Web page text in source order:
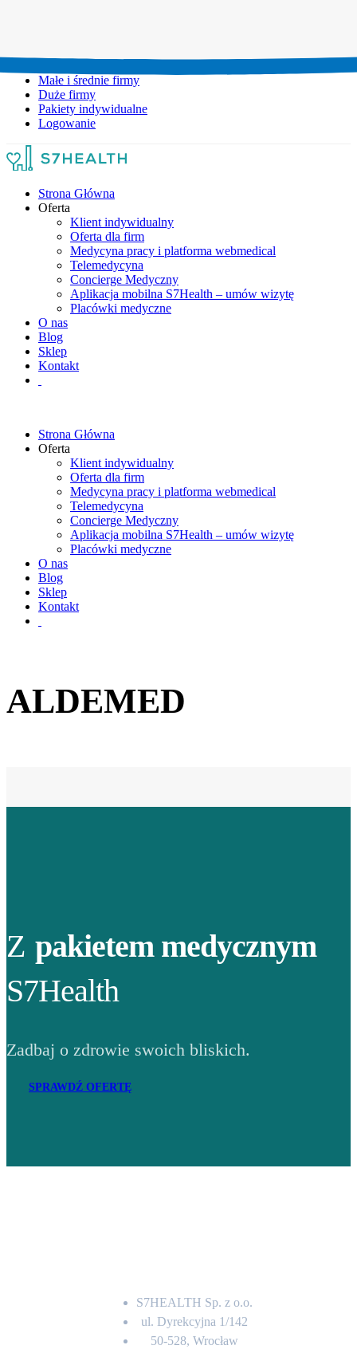
Małe i średnie firmy
Duże firmy
Pakiety indywidualne
Logowanie
Strona Główna
Oferta
Klient indywidualny
Oferta dla firm
Medycyna pracy i platforma webmedical
Telemedycyna
Concierge Medyczny
Aplikacja mobilna S7Health – umów wizytę
Placówki medyczne
O nas
Blog
Sklep
Kontakt
Strona Główna
Oferta
Klient indywidualny
Oferta dla firm
Medycyna pracy i platforma webmedical
Telemedycyna
Concierge Medyczny
Aplikacja mobilna S7Health – umów wizytę
Placówki medyczne
O nas
Blog
Sklep
Kontakt
ALDEMED
Z pakietem medycznym
S7Health
Zadbaj o zdrowie swoich bliskich.
SPRAWDŹ OFERTĘ
S7HEALTH Sp. z o.o.
ul. Dyrekcyjna 1/142
50-528, Wrocław